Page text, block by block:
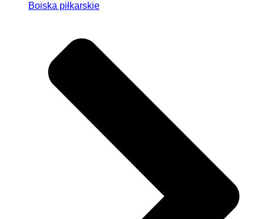
Boiska piłkarskie